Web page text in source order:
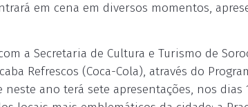
em cena em diversos momentos,
a Secretaria de Cultura e Turismo de
Refrescos (Coca-Cola), através do
ano terá sete apresentações, nos dias